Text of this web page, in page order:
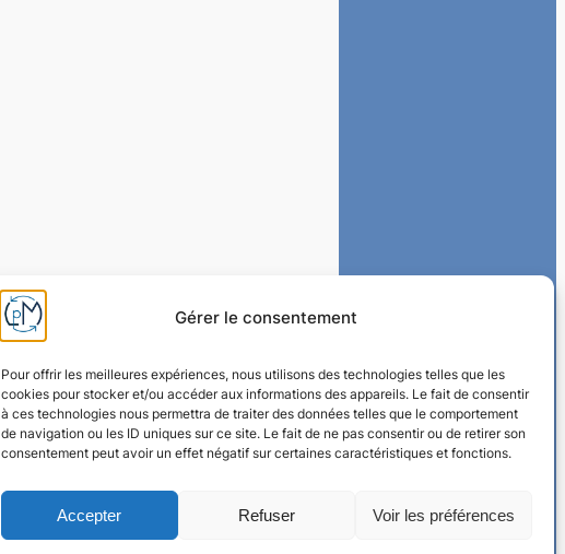
Gérer le consentement
Pour offrir les meilleures expériences, nous utilisons des technologies telles que les
cookies pour stocker et/ou accéder aux informations des appareils. Le fait de consentir
à ces technologies nous permettra de traiter des données telles que le comportement
de navigation ou les ID uniques sur ce site. Le fait de ne pas consentir ou de retirer son
consentement peut avoir un effet négatif sur certaines caractéristiques et fonctions.
Accepter Refuser Voir les préférences